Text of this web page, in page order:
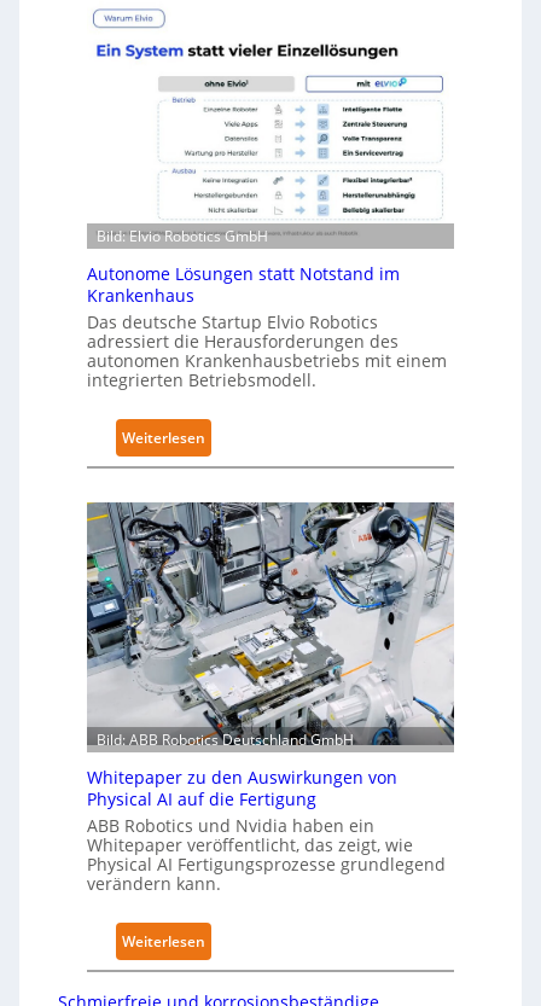
v
l
-
Z
e
r
t
f
i
z
e
r
u
n
g
n
a
c
h
I
E
C
6
2
4
4
3
-
4
2
a
R
o
o
t
i
c
r
w
e
i
t
r
g
l
o
b
a
l
e
s
T
r
a
i
n
i
n
s
e
t
Bild: Elvio Robotics GmbH
Autonome Lösungen statt Notstand im
Krankenhaus
Das deutsche Startup Elvio Robotics
adressiert die Herausforderungen des
autonomen Krankenhausbetriebs mit einem
integrierten Betriebsmodell.
Weiterlesen
A
t
o
n
o
m
e
L
ö
s
u
g
n
s
t
a
t
N
Bild: ABB Robotics Deutschland GmbH
Whitepaper zu den Auswirkungen von
Physical AI auf die Fertigung
ABB Robotics und Nvidia haben ein
Whitepaper veröffentlicht, das zeigt, wie
Physical AI Fertigungsprozesse grundlegend
verändern kann.
Weiterlesen
W
h
Schmierfreie und korrosionsbeständige